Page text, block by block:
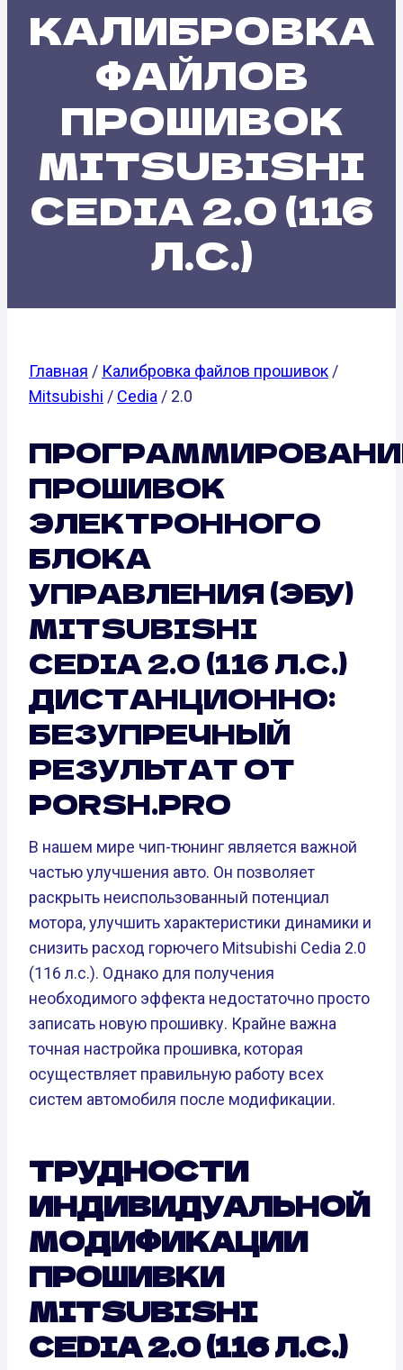
КАЛИБРОВКА
ФАЙЛОВ
ПРОШИВОК
MITSUBISHI
CEDIA 2.0 (116
Л.С.)
Главная / Калибровка файлов прошивок /
Mitsubishi / Cedia / 2.0
ПРОШИВОК
ЭЛЕКТРОННОГО
БЛОКА
УПРАВЛЕНИЯ (ЭБУ)
MITSUBISHI
CEDIA 2.0 (116 Л.С.)
ДИСТАНЦИОННО:
БЕЗУПРЕЧНЫЙ
РЕЗУЛЬТАТ ОТ
PORSH.PRO
В нашем мире чип-тюнинг является важной
частью улучшения авто. Он позволяет
раскрыть неиспользованный потенциал
мотора, улучшить характеристики динамики и
снизить расход горючего Mitsubishi Cedia 2.0
(116 л.с.). Однако для получения
необходимого эффекта недостаточно просто
записать новую прошивку. Крайне важна
точная настройка прошивка, которая
осуществляет правильную работу всех
систем автомобиля после модификации.
ТРУДНОСТИ
ИНДИВИДУАЛЬНОЙ
МОДИФИКАЦИИ
ПРОШИВКИ
MITSUBISHI
CEDIA 2.0 (116 Л.С.)